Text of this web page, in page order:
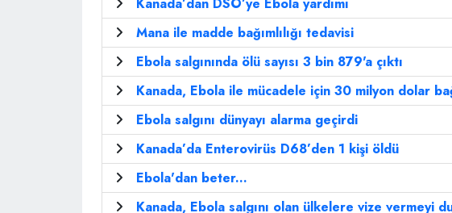
Mana ile madde bağımlılığı tedavisi
Ebola salgınında ölü sayısı 3 bin 879'a çıktı
Kanada, Ebola ile mücadele için 30 milyon dolar
Ebola salgını dünyayı alarma geçirdi
Kanada’da Enterovirüs D68’den 1 kişi öldü
Ebola'dan beter...
Kanada, Ebola salgını olan ülkelere vize vermeyi